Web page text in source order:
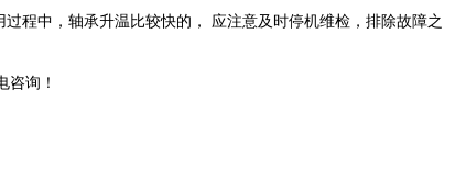
程中，轴承升温比较快的， 应注意及时停机维检，排除故障之
询！